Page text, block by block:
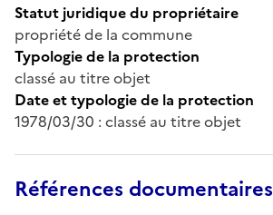
Statut juridique du propriétaire
propriété de la commune
Typologie de la protection
classé au titre objet
Date et typologie de la protection
1978/03/30 : classé au titre objet
Références documentaires